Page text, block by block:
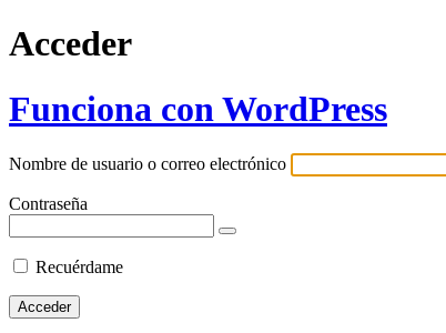
Acceder
Funciona con WordPress
Nombre de usuario o correo electrónico
Contraseña
Recuérdame